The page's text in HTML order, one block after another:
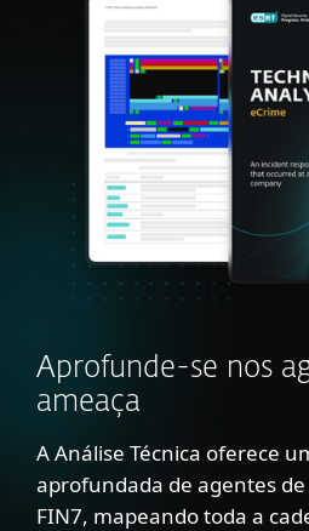
Aprofunde-se nos
ameaça
A Análise Técnica oferece
aprofundada de agentes
FIN7, mapeando toda a